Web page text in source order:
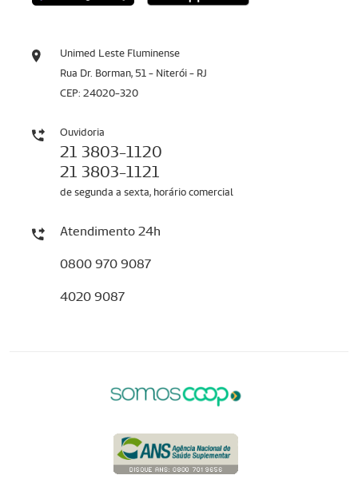
Unimed Leste Fluminense
Rua Dr. Borman, 51 - Niterói - RJ
CEP: 24020-320
Ouvidoria
21 3803-1120
21 3803-1121
de segunda a sexta, horário comercial
Atendimento 24h
0800 970 9087
4020 9087